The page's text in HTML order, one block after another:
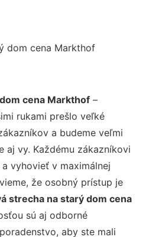
cena Markthof –
rukami prešlo veľké
a budeme veľmi
aj vy. Každému zákazníkovi
vyhovieť v maximálnej
že osobný prístup je
strecha na starý dom cena
sú aj odborné
aby ste mali